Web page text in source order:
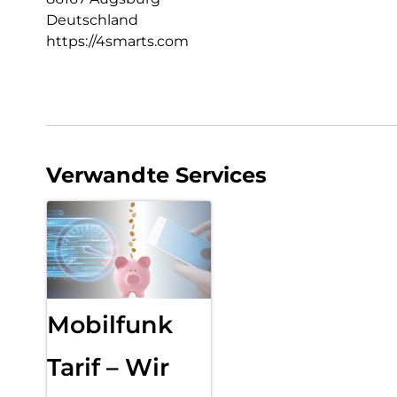
Deutschland
https://4smarts.com
Verwandte Services
Mobilfunk
Tarif – Wir